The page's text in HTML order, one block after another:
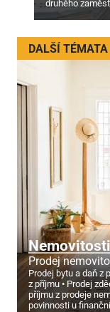
druhého
DALŠÍ TÉMATA
Prodej
Prodej bytu a daň z
z příjmu
Prodej
příjmu z prodeje
povinnosti u